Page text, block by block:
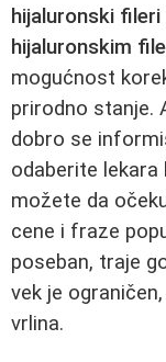
hijaluronski fileri
hijaluronskim
mogućnost
prirodno stanje.
dobro se
odaberite
možete da
cene i fraze
poseban, traje
vek je
vrlina.